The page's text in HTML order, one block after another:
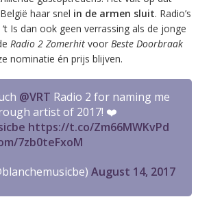
haar snel in de armen sluit. Radio’s
Is dan ook geen verrassing als de jonge
Radio 2 Zomerhitvoor Beste Doorbraak
nominatie én prijs blijven.
@VRT Radio 2 for naming me
artist of 2017! ❤️
https://t.co/Zm66MWKvPd
7zb0teFxoM
August 14, 2017